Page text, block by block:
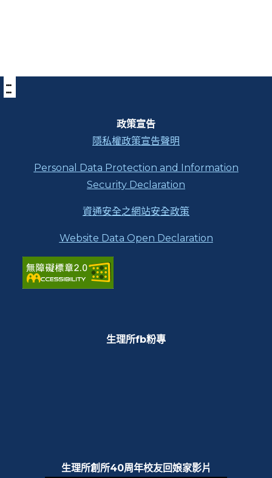
:::下
方
政策宣告
隱私權政策宣告聲明
Personal Data Protection and Information
Security Declaration
資通安全之網站安全政策
Website Data Open Declaration
生理所fb粉專
生理所創所40周年校友回娘家影片